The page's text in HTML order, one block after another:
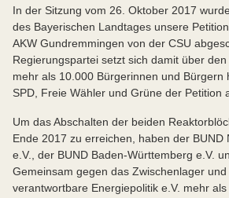
In der Sitzung vom 26. Oktober 2017
des Bayerischen Landtages unsere
AKW Gundremmingen von der CSU
Regierungspartei setzt sich damit über
mehr als 10.000 Bürgerinnen und Bürgern
SPD, Freie Wähler und Grüne der Petition
Um das Abschalten der beiden
Ende 2017 zu erreichen, haben der BUND
e.V., der BUND Baden-Württemberg e.V.
Gemeinsam gegen das Zwischenlager
verantwortbare Energiepolitik e.V. mehr